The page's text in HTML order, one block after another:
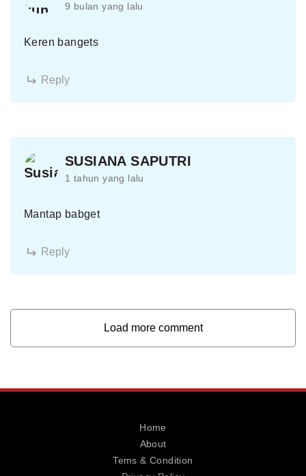
9 bulan yang lalu
Keren bangets
Reply
SUSIANA SAPUTRI
1 tahun yang lalu
Mantap babget
Reply
Load more comment
Home
About
Tems & Condition